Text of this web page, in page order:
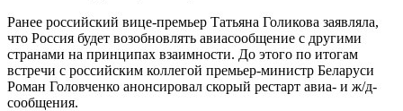
Ранее российский вице-премьер Татьяна Голикова заявляла,
что Россия будет возобновлять авиасообщение с другими
странами на принципах взаимности. До этого по итогам
встречи с российским коллегой премьер-министр Беларуси
Роман Головченко анонсировал скорый рестарт авиа- и ж/д-
сообщения.